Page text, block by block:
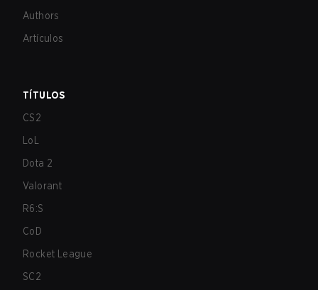
Authors
Artículos
TÍTULOS
CS2
LoL
Dota 2
Valorant
R6:S
CoD
Rocket League
SC2